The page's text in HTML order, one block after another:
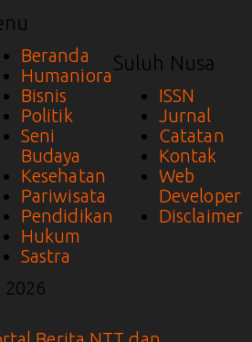
Beranda
Humaniora
Bisnis
Politik
Seni
Budaya
Kesehatan
Pariwisata
Pendidikan
Hukum
Sastra
Suluh Nusa
ISSN
Jurnal
Catatan
Kontak
Web
Developer
Disclaimer